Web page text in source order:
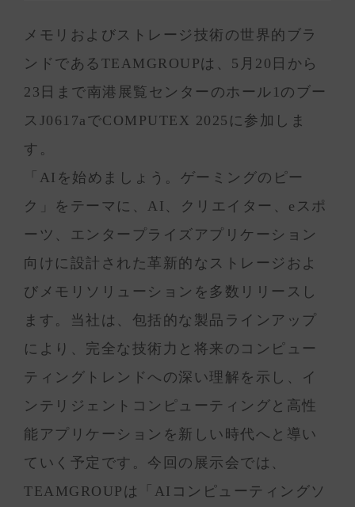
メモリおよびストレージ技術の世界的ブラ
ンドであるTEAMGROUPは、5月20日から
23日まで南港展覧センターのホール1のブー
スJ0617aでCOMPUTEX 2025に参加しま
す。
「AIを始めましょう。ゲーミングのピー
ク」をテーマに、AI、クリエイター、eスポ
ーツ、エンタープライズアプリケーション
向けに設計された革新的なストレージおよ
びメモリソリューションを多数リリースし
ます。当社は、包括的な製品ラインアップ
により、完全な技術力と将来のコンピュー
ティングトレンドへの深い理解を示し、イ
ンテリジェントコンピューティングと高性
能アプリケーションを新しい時代へと導い
ていく予定です。今回の展示会では、
TEAMGROUPは「AIコンピューティングソ